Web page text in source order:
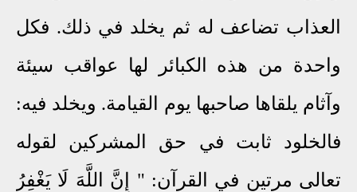
العذاب تضاعف له ثم يخلد في ذلك. فكل
واحدة من هذه الكبائر لها عواقب سيئة
وآثام يلقاها صاحبها يوم القيامة. ويخلد فيه:
فالخلود ثابت في حق المشركين لقوله
تعالى مرتين في القرآن: " إِنَّ اللَّهَ لَا يَغْفِرُ